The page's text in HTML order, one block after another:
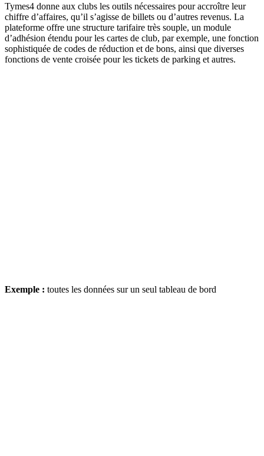
Tymes4 donne aux clubs les outils nécessaires pour accroître leur
chiffre d’affaires, qu’il s’agisse de billets ou d’autres revenus. La
plateforme offre une structure tarifaire très souple, un module
d’adhésion étendu pour les cartes de club, par exemple, une fonction
sophistiquée de codes de réduction et de bons, ainsi que diverses
fonctions de vente croisée pour les tickets de parking et autres.
Exemple : toutes les données sur un seul tableau de bord